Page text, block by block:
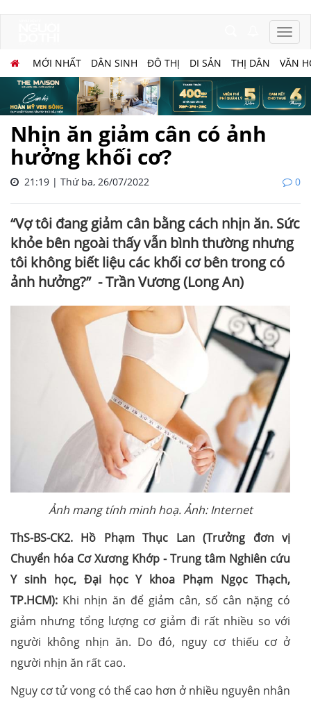
MỚI NHẤT DÂN SINH ĐÔ THỊ DI SẢN THỊ DÂN VĂN
Nhịn ăn giảm cân có ảnh
hưởng khối cơ?
21:19 | Thứ ba, 26/07/2022 0
“Vợ tôi đang giảm cân bằng cách nhịn ăn. Sức
khỏe bên ngoài thấy vẫn bình thường nhưng
tôi không biết liệu các khối cơ bên trong có
ảnh hưởng?” - Trần Vương (Long An)
Ảnh mang tính minh hoạ. Ảnh: Internet
ThS-BS-CK2. Hồ Phạm Thục Lan (Trưởng đơn vị
Chuyển hóa Cơ Xương Khớp - Trung tâm Nghiên cứu
Y sinh học, Đại học Y khoa Phạm Ngọc Thạch,
TP.HCM): Khi nhịn ăn để giảm cân, số cân nặng có
giảm nhưng tổng lượng cơ giảm đi rất nhiều so với
người không nhịn ăn. Do đó, nguy cơ thiếu cơ ở
người nhịn ăn rất cao.
Nguy cơ tử vong có thể cao hơn ở nhiều nguyên nhân